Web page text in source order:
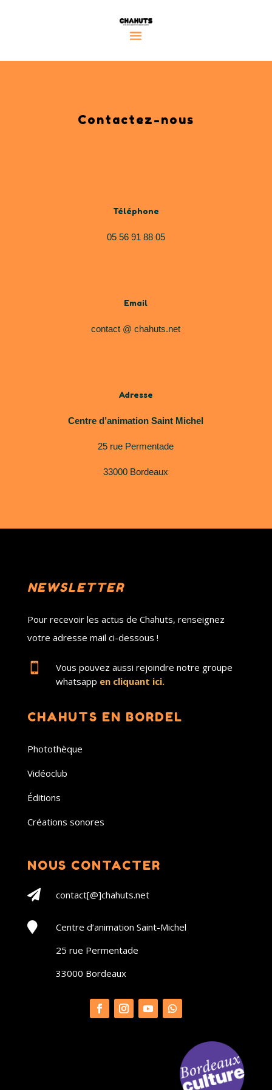
Contactez-nous
Téléphone
05 56 91 88 05
Email
contact @ chahuts.net
Adresse
Centre d’animation Saint Michel
25 rue Permentade
33000 Bordeaux
NEWSLETTER
Pour recevoir les actus de Chahuts, renseignez
votre adresse mail ci-dessous !

Vous pouvez aussi rejoindre notre groupe
whatsapp en cliquant ici.
CHAHUTS EN BORDEL
Photothèque
Vidéoclub
Éditions
Créations sonores
NOUS CONTACTER
 contact[@]chahuts.net

Centre d’animation Saint-Michel
25 rue Permentade
33000 Bordeaux